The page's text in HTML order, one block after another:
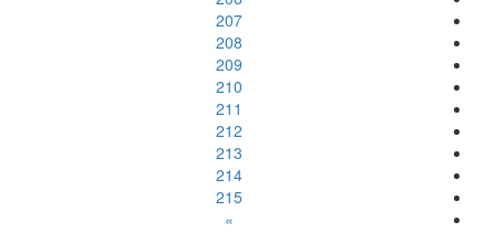
207
208
209
210
211
212
213
214
215
»